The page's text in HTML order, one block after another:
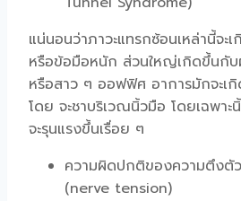
แน่นอนว่าภาวะแทรกซ้อนเหล่านี้จะ
หรือข้อมือหนัก ส่วนใหญ่เกิดขึ้นกั
หรือสาว ๆ ออฟฟิศ อาการมักจะเ
โดย จะชาบริเวณนิ้วมือ โดยเฉพาะ
จะรุนแรงขึ้นเรื่อย ๆ
ความผิดปกติของความตึงตัว
(nerve tension)